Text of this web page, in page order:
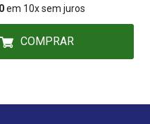
em 10x sem juros
COMPRAR